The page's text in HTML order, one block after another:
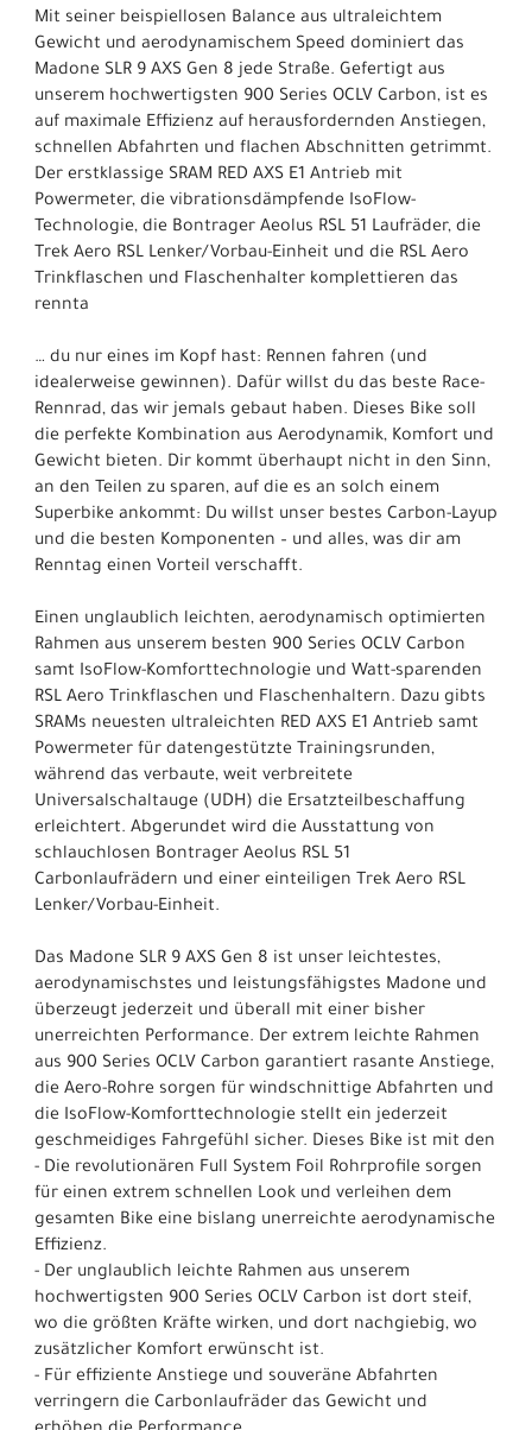
Mit seiner beispiellosen Balance aus ultraleichtem
Gewicht und aerodynamischem Speed dominiert das
Madone SLR 9 AXS Gen 8 jede Straße. Gefertigt aus
unserem hochwertigsten 900 Series OCLV Carbon, ist es
auf maximale Effizienz auf herausfordernden Anstiegen,
schnellen Abfahrten und flachen Abschnitten getrimmt.
Der erstklassige SRAM RED AXS E1 Antrieb mit
Powermeter, die vibrationsdämpfende IsoFlow-
Technologie, die Bontrager Aeolus RSL 51 Laufräder, die
Trek Aero RSL Lenker/Vorbau-Einheit und die RSL Aero
Trinkflaschen und Flaschenhalter komplettieren das
rennta
… du nur eines im Kopf hast: Rennen fahren (und
idealerweise gewinnen). Dafür willst du das beste Race-
Rennrad, das wir jemals gebaut haben. Dieses Bike soll
die perfekte Kombination aus Aerodynamik, Komfort und
Gewicht bieten. Dir kommt überhaupt nicht in den Sinn,
an den Teilen zu sparen, auf die es an solch einem
Superbike ankommt: Du willst unser bestes Carbon-Layup
und die besten Komponenten – und alles, was dir am
Renntag einen Vorteil verschafft.
Einen unglaublich leichten, aerodynamisch optimierten
Rahmen aus unserem besten 900 Series OCLV Carbon
samt IsoFlow-Komforttechnologie und Watt-sparenden
RSL Aero Trinkflaschen und Flaschenhaltern. Dazu gibts
SRAMs neuesten ultraleichten RED AXS E1 Antrieb samt
Powermeter für datengestützte Trainingsrunden,
während das verbaute, weit verbreitete
Universalschaltauge (UDH) die Ersatzteilbeschaffung
erleichtert. Abgerundet wird die Ausstattung von
schlauchlosen Bontrager Aeolus RSL 51
Carbonlaufrädern und einer einteiligen Trek Aero RSL
Lenker/Vorbau-Einheit.
Das Madone SLR 9 AXS Gen 8 ist unser leichtestes,
aerodynamischstes und leistungsfähigstes Madone und
überzeugt jederzeit und überall mit einer bisher
unerreichten Performance. Der extrem leichte Rahmen
aus 900 Series OCLV Carbon garantiert rasante Anstiege,
die Aero-Rohre sorgen für windschnittige Abfahrten und
die IsoFlow-Komforttechnologie stellt ein jederzeit
geschmeidiges Fahrgefühl sicher. Dieses Bike ist mit den
- Die revolutionären Full System Foil Rohrprofile sorgen
für einen extrem schnellen Look und verleihen dem
gesamten Bike eine bislang unerreichte aerodynamische
Effizienz.
- Der unglaublich leichte Rahmen aus unserem
hochwertigsten 900 Series OCLV Carbon ist dort steif,
wo die größten Kräfte wirken, und dort nachgiebig, wo
zusätzlicher Komfort erwünscht ist.
- Für effiziente Anstiege und souveräne Abfahrten
verringern die Carbonlaufräder das Gewicht und